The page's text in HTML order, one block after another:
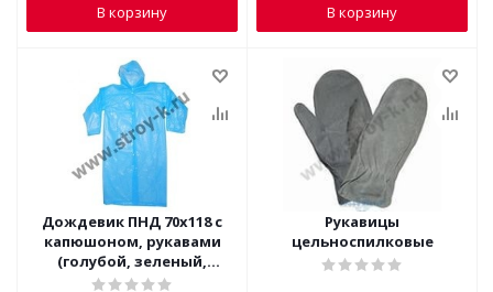
В корзину В корзину
Дождевик ПНД 70х118 с
капюшоном, рукавами
(голубой, зеленый,
розовый)
Рукавицы
цельноспилковые